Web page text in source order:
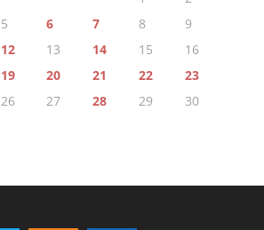
5 6 7 8
9
12 13 14 15
16
19 20 21 22
23
26 27 28 29
30